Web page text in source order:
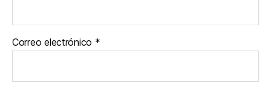
Correo electrónico *